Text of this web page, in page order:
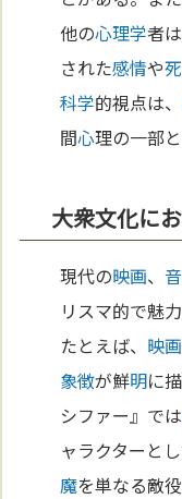
他の心理学者
された感情や死
科学的視点は、
間心理の一部
大衆文化に
現代の映画、
リスマ的で魅
たとえば、 映画
象徴が鮮明に
シファー』では
ャラクターと
魔を単なる敵